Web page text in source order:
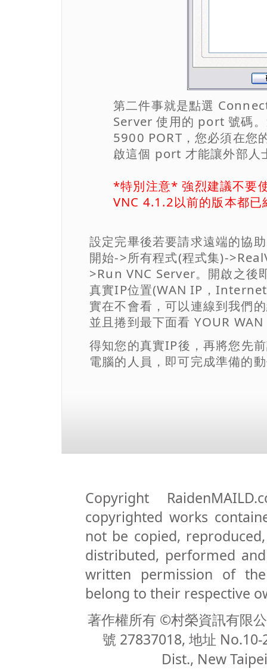
第二件事就是點選
Server 使用的 port 號碼
5900 PORT，您必須在您
啟這個 port 才能讓外部人
*特別注意* 強烈建議不要
VNC 4.1.2以前的版本都已
設定完畢後若要請求遠端的協
開始->所有程式(程式集)-
>Run VNC Server。開啟之後
真實IP位置(WAN IP，
實在不會看，可以連線到我們
並且捲到最下面看 YOUR
得知您的真實IP後，再將您先
電腦的人員，即可完成準備的
Copyright
copyrighted works
not be copied,
distributed, performed
written permission of
belong to their respective
著作權所有 ©村榮資訊有限
號 27837018, 地址
Dist., New